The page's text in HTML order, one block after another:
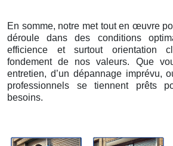
En somme, notre met tout en œuvre
déroule dans des conditions
efficience et surtout orientation
fondement de nos valeurs. Que
entretien, d’un dépannage imprévu,
professionnels se tiennent prêts
besoins.